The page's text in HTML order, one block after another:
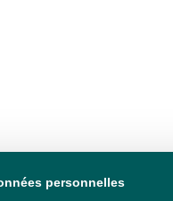
personnelles